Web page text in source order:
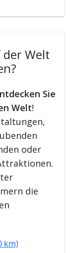
Welt
Sie
Welt!
oder
die
km)